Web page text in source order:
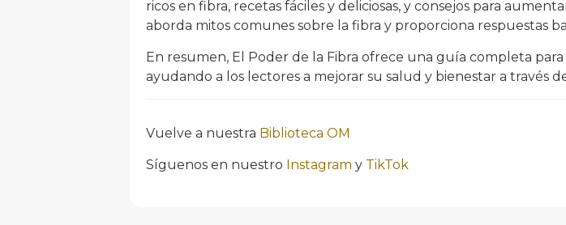
ricos en fibra, recetas fáciles y deliciosas, y consejos para
aborda mitos comunes sobre la fibra y proporciona respuestas
En resumen, El Poder de la Fibra ofrece una guía completa
ayudando a los lectores a mejorar su salud y bienestar a través
Vuelve a nuestra Biblioteca OM
Síguenos en nuestro Instagram y TikTok